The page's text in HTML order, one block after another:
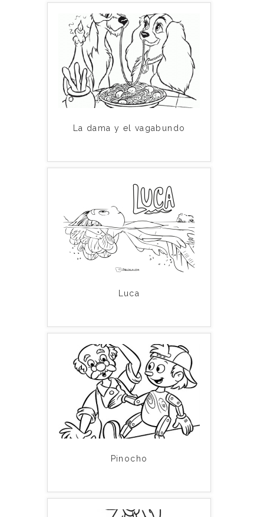
La dama y el vagabundo
Luca
Pinocho